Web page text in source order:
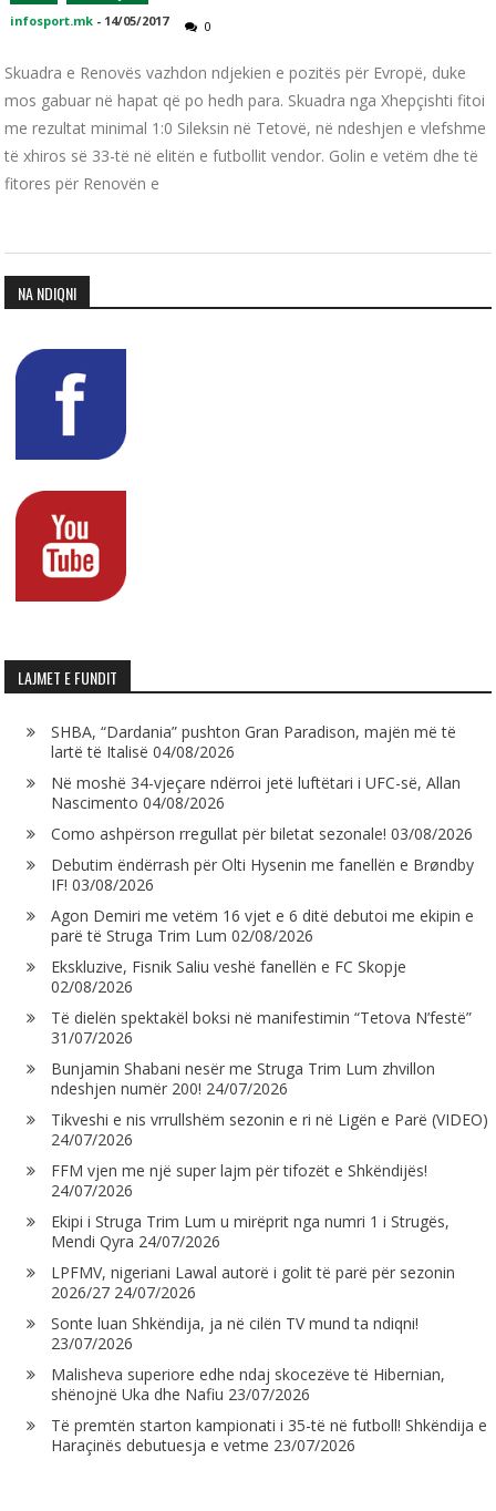
infosport.mk - 14/05/2017 0
Skuadra e Renovës vazhdon ndjekien e pozitës për Evropë, duke
mos gabuar në hapat që po hedh para. Skuadra nga Xhepçishti fitoi
me rezultat minimal 1:0 Sileksin në Tetovë, në ndeshjen e vlefshme
të xhiros së 33-të në elitën e futbollit vendor. Golin e vetëm dhe të
fitores për Renovën e
NA NDIQNI
LAJMET E FUNDIT
SHBA, “Dardania” pushton Gran Paradison, majën më të
lartë të Italisë 04/08/2026
Në moshë 34-vjeçare ndërroi jetë luftëtari i UFC-së, Allan
Nascimento 04/08/2026
Como ashpërson rregullat për biletat sezonale! 03/08/2026
Debutim ëndërrash për Olti Hysenin me fanellën e Brøndby
IF! 03/08/2026
Agon Demiri me vetëm 16 vjet e 6 ditë debutoi me ekipin e
parë të Struga Trim Lum 02/08/2026
Ekskluzive, Fisnik Saliu veshë fanellën e FC Skopje
02/08/2026
Të dielën spektakël boksi në manifestimin “Tetova N’festë”
31/07/2026
Bunjamin Shabani nesër me Struga Trim Lum zhvillon
ndeshjen numër 200! 24/07/2026
Tikveshi e nis vrrullshëm sezonin e ri në Ligën e Parë (VIDEO)
24/07/2026
FFM vjen me një super lajm për tifozët e Shkëndijës!
24/07/2026
Ekipi i Struga Trim Lum u mirëprit nga numri 1 i Strugës,
Mendi Qyra 24/07/2026
LPFMV, nigeriani Lawal autorë i golit të parë për sezonin
2026/27 24/07/2026
Sonte luan Shkëndija, ja në cilën TV mund ta ndiqni!
23/07/2026
Malisheva superiore edhe ndaj skocezëve të Hibernian,
shënojnë Uka dhe Nafiu 23/07/2026
Të premtën starton kampionati i 35-të në futboll! Shkëndija e
Haraçinës debutuesja e vetme 23/07/2026